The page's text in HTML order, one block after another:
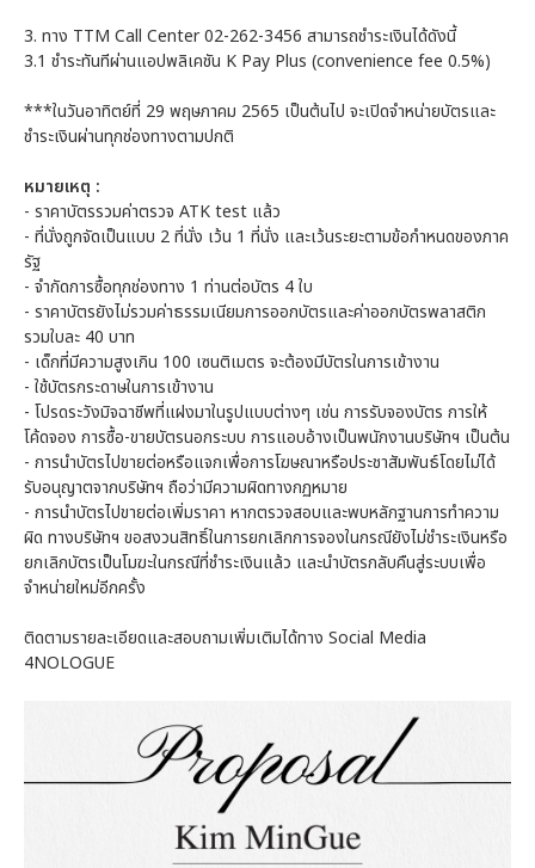
3. ทาง TTM Call Center 02-262-3456 สามารถชำระเงินได้ดังนี้
3.1 ชำระทันทีผ่านแอปพลิเคชัน K Pay Plus (convenience fee 0.5%)
***ในวันอาทิตย์ที่ 29 พฤษภาคม 2565 เป็นต้นไป จะเปิดจำหน่ายบัตรและ
ชำระเงินผ่านทุกช่องทางตามปกติ
หมายเหตุ :
- ราคาบัตรรวมค่าตรวจ ATK test แล้ว
- ที่นั่งถูกจัดเป็นแบบ 2 ที่นั่ง เว้น 1 ที่นั่ง และเว้นระยะตามข้อกำหนดของภาค
รัฐ
- จำกัดการซื้อทุกช่องทาง 1 ท่านต่อบัตร 4 ใบ
- ราคาบัตรยังไม่รวมค่าธรรมเนียมการออกบัตรและค่าออกบัตรพลาสติก
รวมใบละ 40 บาท
- เด็กที่มีความสูงเกิน 100 เซนติเมตร จะต้องมีบัตรในการเข้างาน
- ใช้บัตรกระดาษในการเข้างาน
- โปรดระวังมิจฉาชีพที่แฝงมาในรูปแบบต่างๆ เช่น การรับจองบัตร การให้
โค้ดจอง การซื้อ-ขายบัตรนอกระบบ การแอบอ้างเป็นพนักงานบริษัทฯ เป็นต้น
- การนำบัตรไปขายต่อหรือแจกเพื่อการโฆษณาหรือประชาสัมพันธ์โดยไม่ได้
รับอนุญาตจากบริษัทฯ ถือว่ามีความผิดทางกฏหมาย
- การนำบัตรไปขายต่อเพิ่มราคา หากตรวจสอบและพบหลักฐานการทำความ
ผิด ทางบริษัทฯ ขอสงวนสิทธิ์ในการยกเลิกการจองในกรณียังไม่ชำระเงินหรือ
ยกเลิกบัตรเป็นโมฆะในกรณีที่ชำระเงินแล้ว และนำบัตรกลับคืนสู่ระบบเพื่อ
จำหน่ายใหม่อีกครั้ง
ติดตามรายละเอียดและสอบถามเพิ่มเติมได้ทาง Social Media
4NOLOGUE